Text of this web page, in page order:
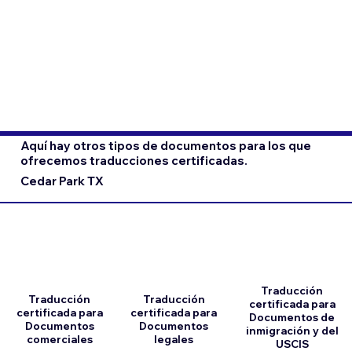
Aquí hay otros tipos de documentos para los que
ofrecemos traducciones certificadas.
Cedar Park TX
Traducción
certificada para
Documentos
comerciales
Traducción
certificada para
Documentos
legales
Traducción
certificada para
Documentos de
inmigración y del
USCIS